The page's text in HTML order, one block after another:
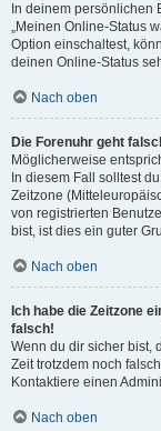
In deinem persönlichen
„Meinen Online-Status
Option einschaltest,
deinen Online-Status
Nach oben
Die Forenuhr geht
Möglicherweise
In diesem Fall solltest
Zeitzone
von registrierten
bist, ist dies ein guter
Nach oben
Ich habe die Zeitzone
falsch!
Wenn du dir sicher bist,
Zeit trotzdem noch
Kontaktiere einen
Nach oben